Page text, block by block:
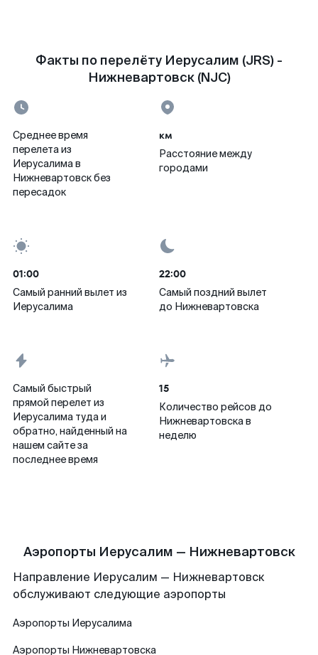
Факты по перелёту Иерусалим (JRS) -
Нижневартовск (NJC)
Среднее время
перелета из
Иерусалима в
Нижневартовск без
пересадок
км
Расстояние между
городами
01:00
Самый ранний вылет из
Иерусалима
22:00
Самый поздний вылет
до Нижневартовска
Самый быстрый
прямой перелет из
Иерусалима туда и
обратно, найденный на
нашем сайте за
последнее время
15
Количество рейсов до
Нижневартовска в
неделю
Аэропорты Иерусалим — Нижневартовск
Направление Иерусалим — Нижневартовск
обслуживают следующие аэропорты
Аэропорты Иерусалима
Аэропорты Нижневартовска